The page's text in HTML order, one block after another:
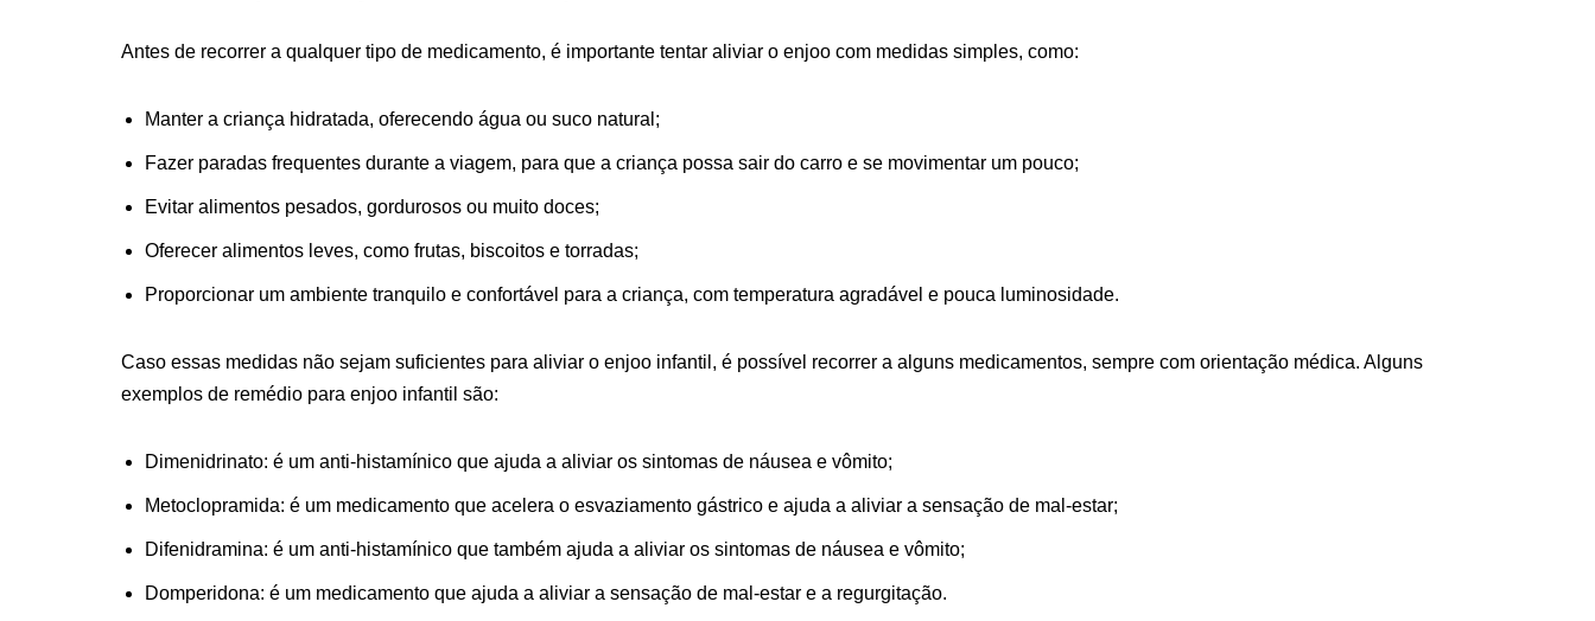
Antes de recorrer a qualquer tipo de medicamento, é importante tentar aliviar o enjoo com medidas simples, como:
Manter a criança hidratada, oferecendo água ou suco natural;
Fazer paradas frequentes durante a viagem, para que a criança possa sair do carro e se movimentar um pouco;
Evitar alimentos pesados, gordurosos ou muito doces;
Oferecer alimentos leves, como frutas, biscoitos e torradas;
Proporcionar um ambiente tranquilo e confortável para a criança, com temperatura agradável e pouca luminosidade.
Caso essas medidas não sejam suficientes para aliviar o enjoo infantil, é possível recorrer a alguns medicamentos, sempre com orientação médica. Alguns
exemplos de remédio para enjoo infantil são:
Dimenidrinato: é um anti-histamínico que ajuda a aliviar os sintomas de náusea e vômito;
Metoclopramida: é um medicamento que acelera o esvaziamento gástrico e ajuda a aliviar a sensação de mal-estar;
Difenidramina: é um anti-histamínico que também ajuda a aliviar os sintomas de náusea e vômito;
Domperidona: é um medicamento que ajuda a aliviar a sensação de mal-estar e a regurgitação.